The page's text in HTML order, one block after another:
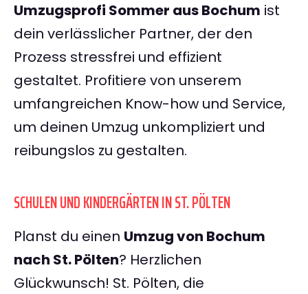
Umzugsprofi Sommer aus Bochum ist
dein verlässlicher Partner, der den
Prozess stressfrei und effizient
gestaltet. Profitiere von unserem
umfangreichen Know-how und Service,
um deinen Umzug unkompliziert und
reibungslos zu gestalten.
SCHULEN UND KINDERGÄRTEN IN ST. PÖLTEN
Planst du einen Umzug von Bochum
nach St. Pölten? Herzlichen
Glückwunsch! St. Pölten, die